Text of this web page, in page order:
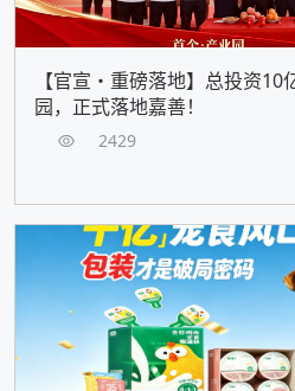
【官宣・重磅落地】总投资
园，正式落地嘉善！
2429